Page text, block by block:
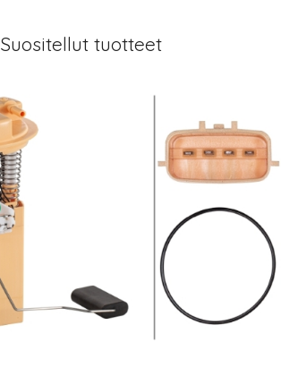
Suositellut tuotteet